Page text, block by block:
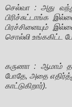
செல்வா : அது
பிரிச்சுட்டாங்க
பிரச்சினையும்
சொல்லி உங்ககிட்ட
கருணா : ஆமாம்
போதே, அதை
காட்டுகிறார்).